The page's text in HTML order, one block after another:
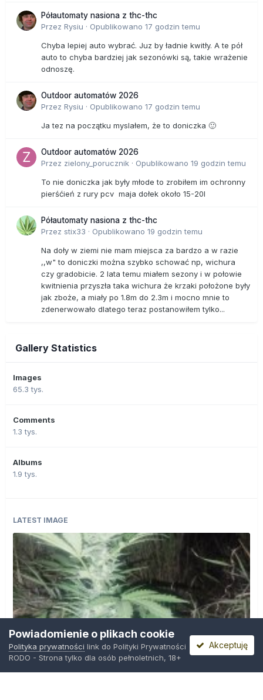
Półautomaty nasiona z thc-thc
Przez Rysiu · Opublikowano 17 godzin temu
Chyba lepiej auto wybrać. Juz by ładnie kwitły. A te pół
auto to chyba bardziej jak sezonówki są, takie wrażenie
odnoszę.
Outdoor automatów 2026
Przez Rysiu · Opublikowano 17 godzin temu
Ja tez na początku myslałem, że to doniczka 🙂
Outdoor automatów 2026
Przez zielony_porucznik · Opublikowano 19 godzin temu
To nie doniczka jak były młode to zrobiłem im ochronny
pierśćień z rury pcv maja dołek około 15-20l
Półautomaty nasiona z thc-thc
Przez stix33 · Opublikowano 19 godzin temu
Na doły w ziemi nie mam miejsca za bardzo a w razie
,,w" to doniczki można szybko schować np, wichura
czy gradobicie. 2 lata temu miałem sezony i w połowie
kwitnienia przyszła taka wichura że krzaki położone były
jak zboże, a miały po 1.8m do 2.3m i mocno mnie to
zdenerwowało dlatego teraz postanowiłem tylko...
Gallery Statistics
Images
65.3 tys.
Comments
1.3 tys.
Albums
1.9 tys.
LATEST IMAGE
Powiadomienie o plikach cookie
Polityka prywatności link do Polityki Prywatności
RODO - Strona tylko dla osób pełnoletnich, 18+
Akceptuję